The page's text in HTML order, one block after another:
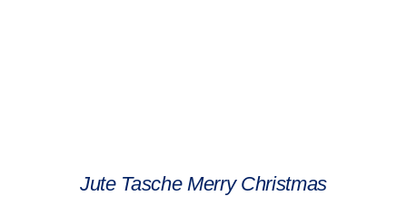
Jute Tasche Merry Christmas